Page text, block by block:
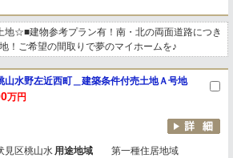
地☆■建物参考プラン有！南・北の両面道路につき
！ご希望の間取りで夢のマイホームを♪
山水野左近西町＿建築条件付売土地Ａ号地
万円
見区桃山水 用途地域 第一種住居地域